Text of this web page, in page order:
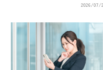
2026/07/